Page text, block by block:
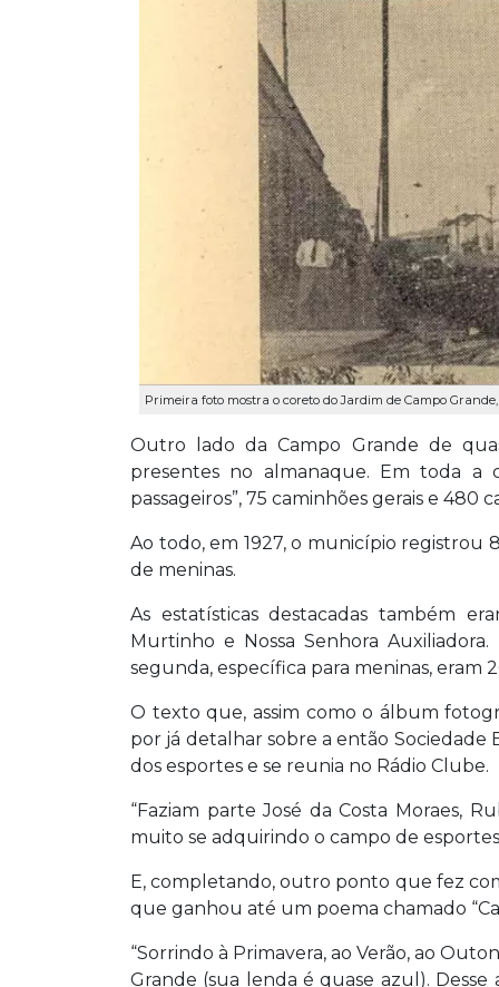
Primeira foto mostra o coreto do Jardim de Campo
Outro lado da Campo Grande de
presentes no almanaque. Em toda a
passageiros”, 75 caminhões gerais e 480
Ao todo, em 1927, o município registrou
de meninas.
As estatísticas destacadas também
Murtinho e Nossa Senhora
segunda, específica para meninas, eram
O texto que, assim como o álbum
por já detalhar sobre a então Sociedade
dos esportes e se reunia no Rádio Clube.
“Faziam parte José da Costa Moraes,
muito se adquirindo o campo de
E, completando, outro ponto que fez
que ganhou até um poema chamado
“Sorrindo à Primavera, ao Verão, ao
Grande (sua lenda é quase azul).